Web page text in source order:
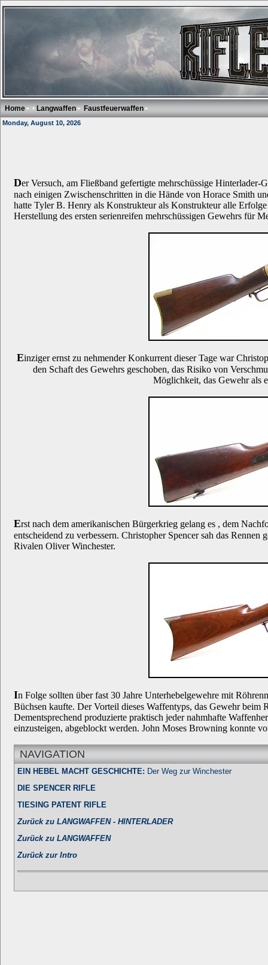
Home Langwaffen Faustfeuerwaffen
Monday, August 10, 2026
Der Versuch, am Fließband gefertigte mehrschüssige
nach einigen Zwischenschritten in die Hände von Horace Smith
hatte Tyler B. Henry als Konstrukteur als Konstrukteur alle
Herstellung des ersten serienreifen mehrschüssigen Gewehrs
Einziger ernst zu nehmender Konkurrent dieser Tage war
den Schaft des Gewehrs geschoben, das Risiko von
Möglichkeit, das Gewehr als
Erst nach dem amerikanischen Bürgerkrieg gelang es , dem
entscheidend zu verbessern. Christopher Spencer sah das
Rivalen Oliver Winchester.
In Folge sollten über fast 30 Jahre Unterhebelgewehre mit
Büchsen kaufte. Der Vorteil dieses Waffentyps, das Gewehr
Dementsprechend produzierte praktisch jeder nahmhafte
einzusteigen, abgeblockt werden. John Moses Browning konnte
NAVIGATION
EIN HEBEL MACHT GESCHICHTE: Der Weg zur Winchester
DIE SPENCER RIFLE
TIESING PATENT RIFLE
Zurück zu LANGWAFFEN - HINTERLADER
Zurück zu LANGWAFFEN
Zurück zur Intro